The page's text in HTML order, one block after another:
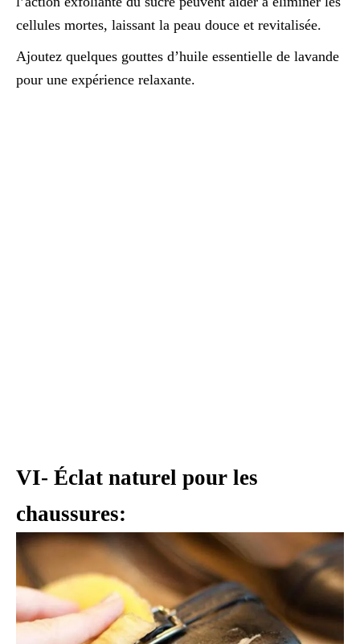
cellules mortes, laissant la peau douce et revitalisée.
Ajoutez quelques gouttes d’huile essentielle de lavande
pour une expérience relaxante.
VI- Éclat naturel pour les
chaussures: